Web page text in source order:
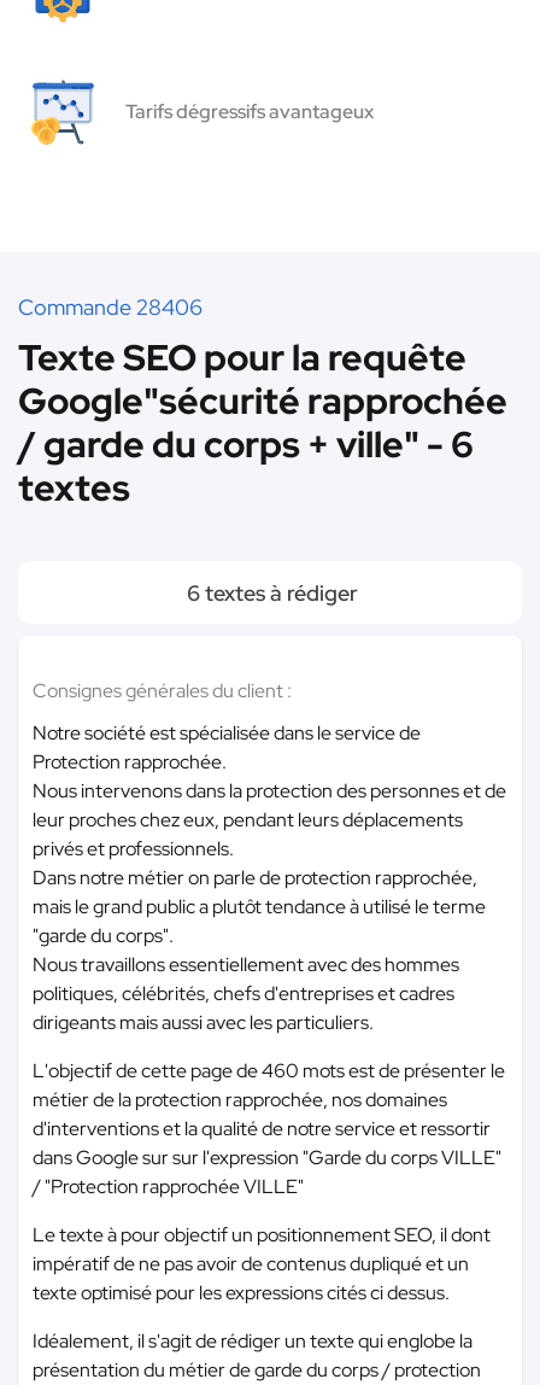
Tarifs dégressifs avantageux
Commande 28406
Texte SEO pour la requête
Google"sécurité rapprochée
/ garde du corps + ville" - 6
textes
6 textes à rédiger
Consignes générales du client :
Notre société est spécialisée dans le service de
Protection rapprochée.
Nous intervenons dans la protection des personnes et de
leur proches chez eux, pendant leurs déplacements
privés et professionnels.
Dans notre métier on parle de protection rapprochée,
mais le grand public a plutôt tendance à utilisé le terme
"garde du corps".
Nous travaillons essentiellement avec des hommes
politiques, célébrités, chefs d'entreprises et cadres
dirigeants mais aussi avec les particuliers.
L'objectif de cette page de 460 mots est de présenter le
métier de la protection rapprochée, nos domaines
d'interventions et la qualité de notre service et ressortir
dans Google sur sur l'expression "Garde du corps VILLE"
/ "Protection rapprochée VILLE"
Le texte à pour objectif un positionnement SEO, il dont
impératif de ne pas avoir de contenus dupliqué et un
texte optimisé pour les expressions cités ci dessus.
Idéalement, il s'agit de rédiger un texte qui englobe la
présentation du métier de garde du corps / protection